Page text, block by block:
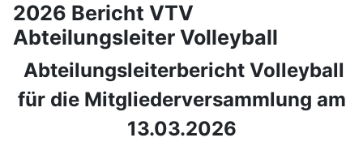
2026 Bericht VTV
Abteilungsleiter Volleyball
Abteilungsleiterbericht Volleyball
für die Mitgliederversammlung am
13.03.2026